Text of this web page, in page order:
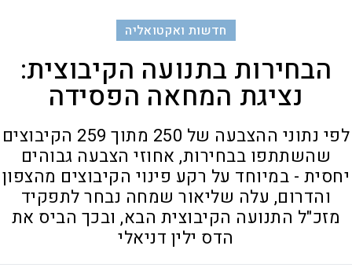
חדשות ואקטואליה
הבחירות בתנועה הקיבוצית:
נציגת המחאה הפסידה
לפי נתוני ההצבעה של 250 מתוך 259 הקיבוצים
שהשתתפו בבחירות, אחוזי הצבעה גבוהים
יחסית - במיוחד על רקע פינוי הקיבוצים מהצפון
והדרום, עלה שליאור שמחה נבחר לתפקיד
מזכ"ל התנועה הקיבוצית הבא, ובכך הביס את
הדס ילין דניאלי